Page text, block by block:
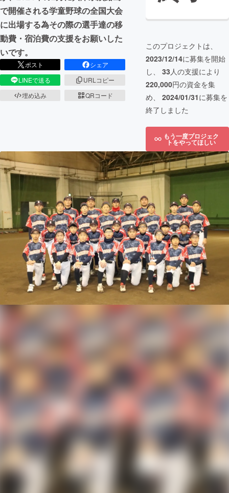
で開催される学童野球の全国大会
に出場する為その際の選手達の移
動費・宿泊費の支援をお願いした
いです。
ポスト
シェア
LINEで送る
URLコピー
埋め込み
QRコード
このプロジェクトは、
2023/12/14に募集を開始
し、 33人の支援により
220,000円の資金を集
め、 2024/01/31に募集を
終了しました
もう一度プロジェク
トをやってほしい